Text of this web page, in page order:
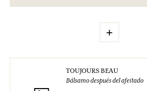
+
TOUJOURS BEAU
Bálsamo después del afeitado